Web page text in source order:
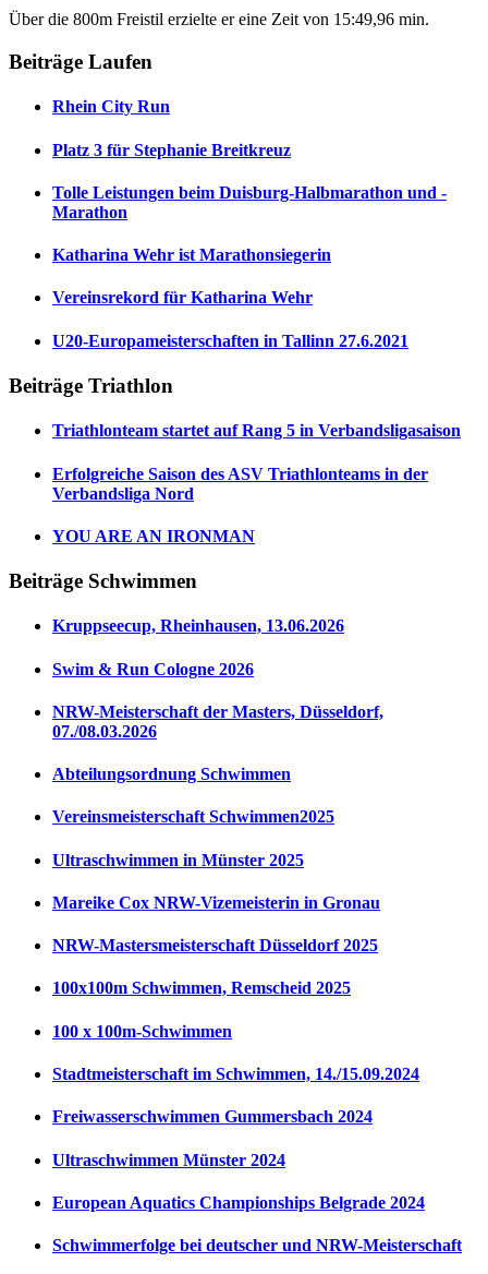
Über die 800m Freistil erzielte er eine Zeit von 15:49,96 min.
Beiträge Laufen
Rhein City Run
Platz 3 für Stephanie Breitkreuz
Tolle Leistungen beim Duisburg-Halbmarathon und -
Marathon
Katharina Wehr ist Marathonsiegerin
Vereinsrekord für Katharina Wehr
U20-Europameisterschaften in Tallinn 27.6.2021
Beiträge Triathlon
Triathlonteam startet auf Rang 5 in Verbandsligasaison
Erfolgreiche Saison des ASV Triathlonteams in der
Verbandsliga Nord
YOU ARE AN IRONMAN
Beiträge Schwimmen
Kruppseecup, Rheinhausen, 13.06.2026
Swim & Run Cologne 2026
NRW-Meisterschaft der Masters, Düsseldorf,
07./08.03.2026
Abteilungsordnung Schwimmen
Vereinsmeisterschaft Schwimmen2025
Ultraschwimmen in Münster 2025
Mareike Cox NRW-Vizemeisterin in Gronau
NRW-Mastersmeisterschaft Düsseldorf 2025
100x100m Schwimmen, Remscheid 2025
100 x 100m-Schwimmen
Stadtmeisterschaft im Schwimmen, 14./15.09.2024
Freiwasserschwimmen Gummersbach 2024
Ultraschwimmen Münster 2024
European Aquatics Championships Belgrade 2024
Schwimmerfolge bei deutscher und NRW-Meisterschaft